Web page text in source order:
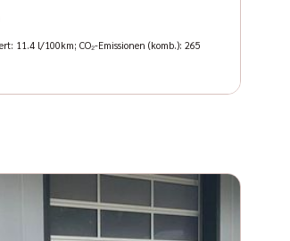
11.4 l/100km; CO₂-Emissionen (komb.): 265